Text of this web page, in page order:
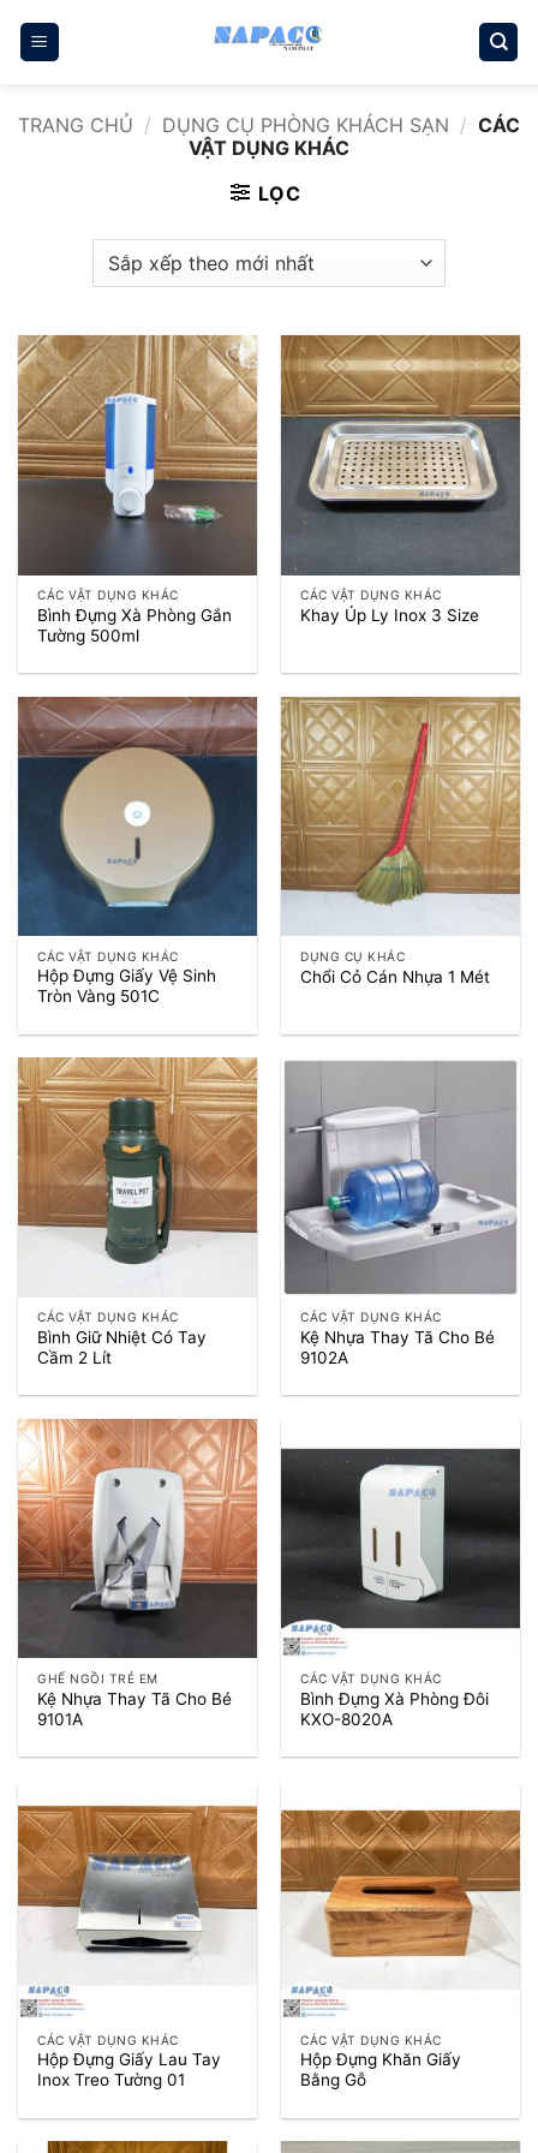
qua
TRANG CHỦ / DỤNG CỤ PHÒNG KHÁCH SẠN / CÁC
VẬT DỤNG KHÁC
LỌC
CÁC VẬT DỤNG KHÁC
Bình Đựng Xà Phòng Gắn
Tường 500ml
CÁC VẬT DỤNG KHÁC
Khay Úp Ly Inox 3 Size
CÁC VẬT DỤNG KHÁC
Hộp Đựng Giấy Vệ Sinh
Tròn Vàng 501C
DỤNG CỤ KHÁC
Chổi Cỏ Cán Nhựa 1 Mét
CÁC VẬT DỤNG KHÁC
Bình Giữ Nhiệt Có Tay
Cầm 2 Lít
CÁC VẬT DỤNG KHÁC
Kệ Nhựa Thay Tã Cho Bé
9102A
GHẾ NGỒI TRẺ EM
Kệ Nhựa Thay Tã Cho Bé
9101A
CÁC VẬT DỤNG KHÁC
Bình Đựng Xà Phòng Đôi
KXO-8020A
CÁC VẬT DỤNG KHÁC
Hộp Đựng Giấy Lau Tay
Inox Treo Tường 01
CÁC VẬT DỤNG KHÁC
Hộp Đựng Khăn Giấy
Bằng Gỗ